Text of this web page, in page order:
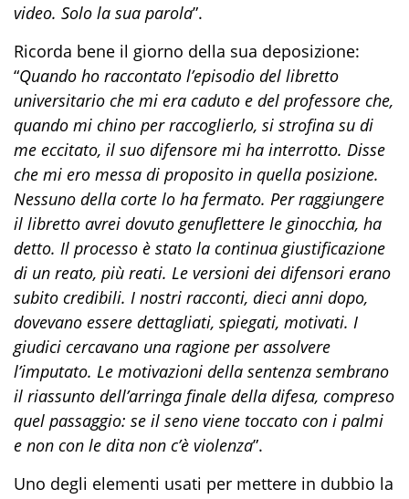
video. Solo la sua parola”.
Ricorda bene il giorno della sua deposizione:
“Quando ho raccontato l’episodio del libretto
universitario che mi era caduto e del professore che,
quando mi chino per raccoglierlo, si strofina su di
me eccitato, il suo difensore mi ha interrotto. Disse
che mi ero messa di proposito in quella posizione.
Nessuno della corte lo ha fermato. Per raggiungere
il libretto avrei dovuto genuflettere le ginocchia, ha
detto. Il processo è stato la continua giustificazione
di un reato, più reati. Le versioni dei difensori erano
subito credibili. I nostri racconti, dieci anni dopo,
dovevano essere dettagliati, spiegati, motivati. I
giudici cercavano una ragione per assolvere
l’imputato. Le motivazioni della sentenza sembrano
il riassunto dell’arringa finale della difesa, compreso
quel passaggio: se il seno viene toccato con i palmi
e non con le dita non c’è violenza”.
Uno degli elementi usati per mettere in dubbio la